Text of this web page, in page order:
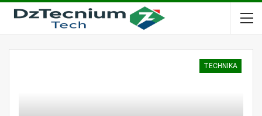
TECHNIKA